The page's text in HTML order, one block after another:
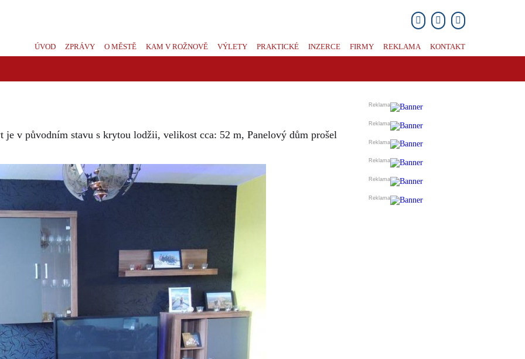
ÚVOD ZPRÁVY O MĚSTĚ KAM V ROŽNOVĚ VÝLETY PRAKTICKÉ INZERCE FIRMY REKLAMA KONTAKT
je v původním stavu s krytou lodžii, velikost cca: 52 m, Panelový dům prošel